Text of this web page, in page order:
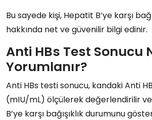
Bu sayede kişi, Hepatit B’ye karşı
hakkında net ve güvenilir bilgi edinir.
Anti HBs Test Sonucu
Yorumlanır?
Anti HBs testi sonucu, kandakiAnti
(mIU/mL) ölçülerek değerlendirilir
B’ye karşı bağışıklık durumunu